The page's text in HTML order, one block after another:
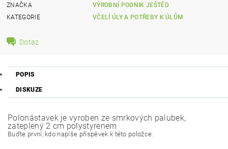
ZNAČKA
VÝROBNÍ PODNIK JEŠTĚD
KATEGORIE
VČELÍ ÚLY A POTŘEBY K ÚLŮM
Dotaz
POPIS
DISKUZE
Polonástavek je vyroben ze smrkových palubek,
zateplený 2 cm polystyrenem
Buďte první, kdo napíše příspěvek k této položce.